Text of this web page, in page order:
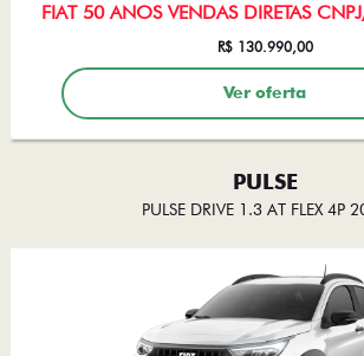
FIAT 50 ANOS VENDAS DIRETAS
R$ 130.990,00
Ver oferta
PULSE
PULSE DRIVE 1.3 AT FLEX 4P